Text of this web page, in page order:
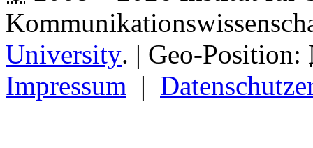
University. | Geo-Position:
Impressum |